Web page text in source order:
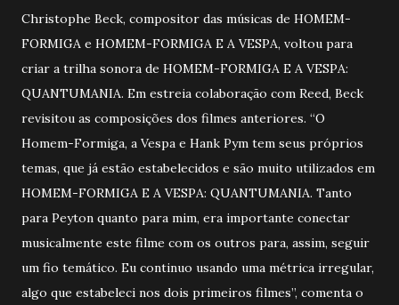
Christophe Beck, compositor das músicas de HOMEM-
FORMIGA e HOMEM-FORMIGA E A VESPA, voltou para
criar a trilha sonora de HOMEM-FORMIGA E A VESPA:
QUANTUMANIA. Em estreia colaboração com Reed, Beck
revisitou as composições dos filmes anteriores. “O
Homem-Formiga, a Vespa e Hank Pym tem seus próprios
temas, que já estão estabelecidos e são muito utilizados em
HOMEM-FORMIGA E A VESPA: QUANTUMANIA. Tanto
para Peyton quanto para mim, era importante conectar
musicalmente este filme com os outros para, assim, seguir
um fio temático. Eu continuo usando uma métrica irregular,
algo que estabeleci nos dois primeiros filmes”, comenta o